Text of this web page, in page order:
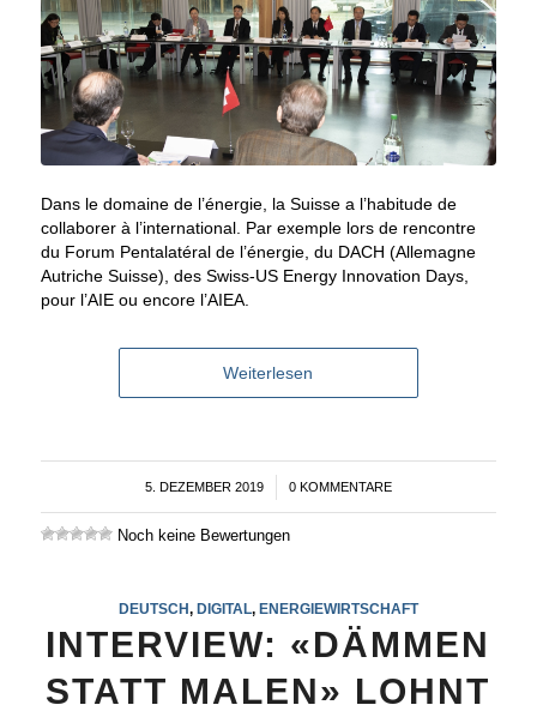
Dans le domaine de l’énergie, la Suisse a l’habitude de
collaborer à l’international. Par exemple lors de rencontre
du Forum Pentalatéral de l’énergie, du DACH (Allemagne
Autriche Suisse), des Swiss-US Energy Innovation Days,
pour l’AIE ou encore l’AIEA.
Weiterlesen
5. DEZEMBER 2019
/ 0 KOMMENTARE
Noch keine Bewertungen
DEUTSCH, DIGITAL, ENERGIEWIRTSCHAFT
INTERVIEW: «DÄMMEN
STATT MALEN» LOHNT